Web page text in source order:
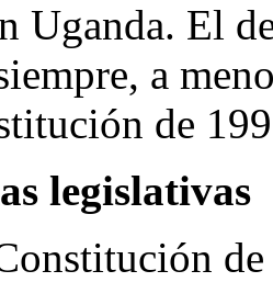
Uganda. El
a
de
legislativas